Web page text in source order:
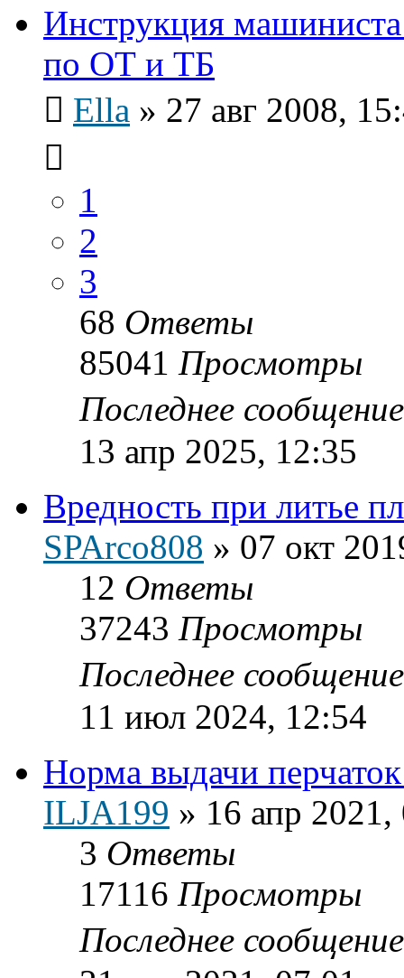
Инструкция
по ОТ и ТБ
Ella » 27 авг 2008,
1
2
3
68 Ответы
85041 Просмотры
Последнее
13 апр 2025, 12:35
Вредность при литье
SPArco808 » 07 окт
12 Ответы
37243 Просмотры
Последнее
11 июл 2024, 12:54
Норма выдачи
ILJA199 » 16 апр 2021,
3 Ответы
17116 Просмотры
Последнее